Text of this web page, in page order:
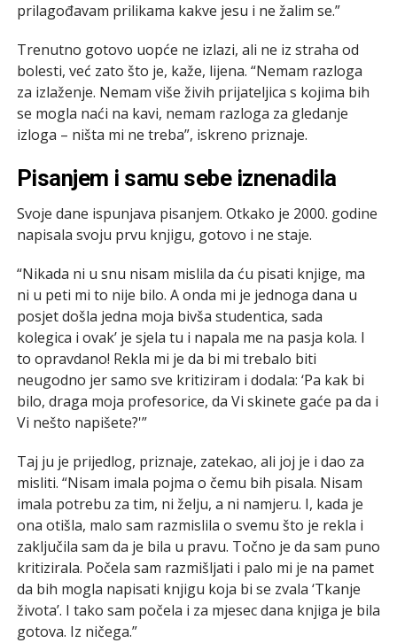
prilagođavam prilikama kakve jesu i ne žalim se.”
Trenutno gotovo uopće ne izlazi, ali ne iz straha od
bolesti, već zato što je, kaže, lijena. “Nemam razloga
za izlaženje. Nemam više živih prijateljica s kojima bih
se mogla naći na kavi, nemam razloga za gledanje
izloga – ništa mi ne treba”, iskreno priznaje.
Pisanjem i samu sebe iznenadila
Svoje dane ispunjava pisanjem. Otkako je 2000. godine
napisala svoju prvu knjigu, gotovo i ne staje.
“Nikada ni u snu nisam mislila da ću pisati knjige, ma
ni u peti mi to nije bilo. A onda mi je jednoga dana u
posjet došla jedna moja bivša studentica, sada
kolegica i ovak’ je sjela tu i napala me na pasja kola. I
to opravdano! Rekla mi je da bi mi trebalo biti
neugodno jer samo sve kritiziram i dodala: ‘Pa kak bi
bilo, draga moja profesorice, da Vi skinete gaće pa da i
Vi nešto napišete?'”
Taj ju je prijedlog, priznaje, zatekao, ali joj je i dao za
misliti. “Nisam imala pojma o čemu bih pisala. Nisam
imala potrebu za tim, ni želju, a ni namjeru. I, kada je
ona otišla, malo sam razmislila o svemu što je rekla i
zaključila sam da je bila u pravu. Točno je da sam puno
kritizirala. Počela sam razmišljati i palo mi je na pamet
da bih mogla napisati knjigu koja bi se zvala ‘Tkanje
života’. I tako sam počela i za mjesec dana knjiga je bila
gotova. Iz ničega.”